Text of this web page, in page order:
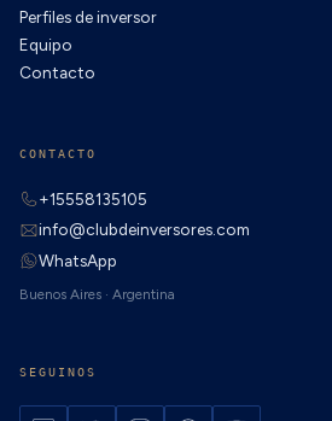
Perfiles de inversor
Equipo
Contacto
CONTACTO
+15558135105
info@clubdeinversores.com
WhatsApp
Buenos Aires · Argentina
SEGUINOS